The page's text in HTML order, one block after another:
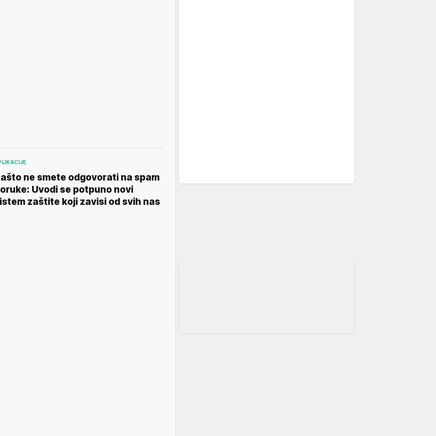
ne smete odgovorati na spam
Uvodi se potpuno novi
zaštite koji zavisi od svih nas